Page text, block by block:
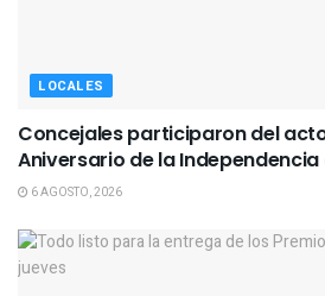
LOCALES
Concejales participaron del
Aniversario de la Independencia
6 AGOSTO, 2026